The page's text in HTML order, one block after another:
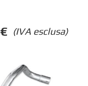
(IVA esclusa)
€